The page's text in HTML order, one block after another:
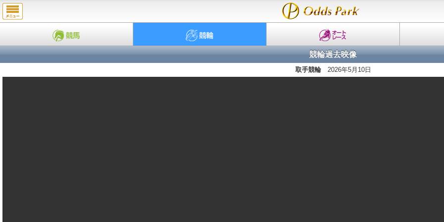
競輪過去映像
取手競輪 2026年5月10日